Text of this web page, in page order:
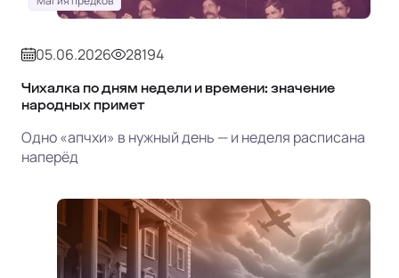
05.06.2026 28194
Чихалка по дням недели и времени: значение
народных примет
Одно «апчхи» в нужный день — и неделя расписана
наперёд